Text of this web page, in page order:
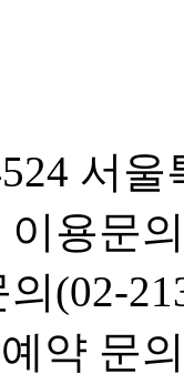
서
용문
(02-
약 문